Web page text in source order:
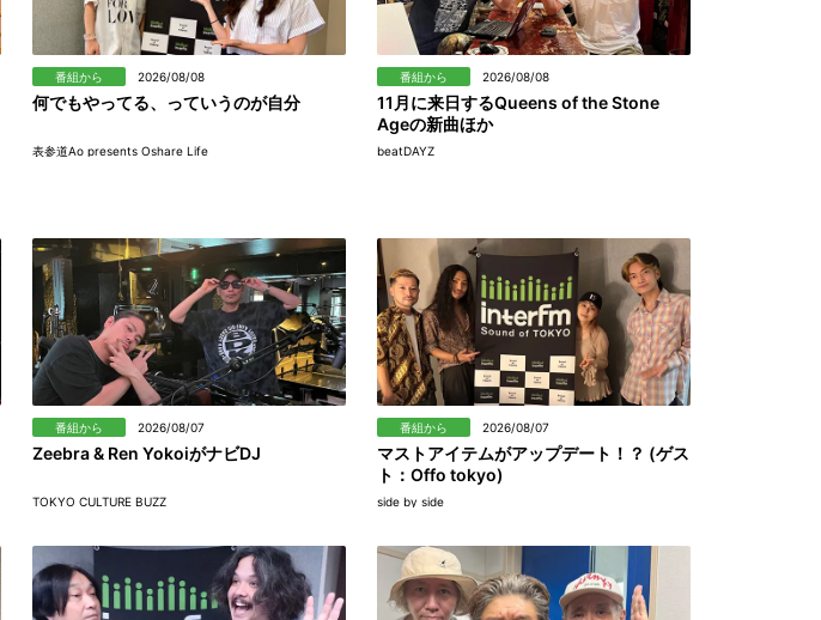
番組から 2026/08/08
何でもやってる、っていうのが自分
表参道Ao presents Oshare Life
番組から 2026/08/08
11月に来日するQueens of the Stone
Ageの新曲ほか
beatDAYZ
番組から 2026/08/07
Zeebra & Ren YokoiがナビDJ
TOKYO CULTURE BUZZ
番組から 2026/08/07
マストアイテムがアップデート！？ (ゲス
ト：Offo tokyo)
side by side